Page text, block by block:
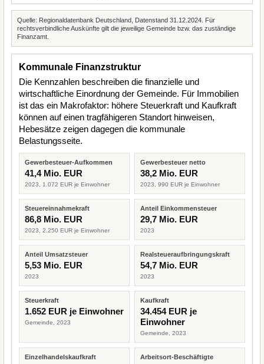
Quelle: Regionaldatenbank Deutschland, Datenstand 31.12.2024. Für
rechtsverbindliche Auskünfte gilt die jeweilige Gemeinde bzw. das zuständige
Finanzamt.
Kommunale Finanzstruktur
Die Kennzahlen beschreiben die finanzielle und
wirtschaftliche Einordnung der Gemeinde. Für Immobilien
ist das ein Makrofaktor: höhere Steuerkraft und Kaufkraft
können auf einen tragfähigeren Standort hinweisen,
Hebesätze zeigen dagegen die kommunale
Belastungsseite.
Gewerbesteuer-Aufkommen
41,4 Mio. EUR
2023, 1.072 EUR je Einwohner
Gewerbesteuer netto
38,2 Mio. EUR
2023, 990 EUR je Einwohner
Steuereinnahmekraft
86,8 Mio. EUR
2023, 2.250 EUR je Einwohner
Anteil Einkommensteuer
29,7 Mio. EUR
2023
Anteil Umsatzsteuer
5,53 Mio. EUR
2023
Realsteueraufbringungskraft
54,7 Mio. EUR
2023
Steuerkraft
1.652 EUR je Einwohner
Gemeinde, 2023
Kaufkraft
34.454 EUR je
Einwohner
Gemeinde, 2023
Einzelhandelskaufkraft Arbeitsort-Beschäftigte